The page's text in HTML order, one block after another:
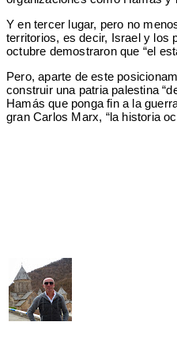
Y en tercer lugar, pero no
territorios, es decir, Israel y los
octubre demostraron que “el
Pero, aparte de este
construir una patria palestina
Hamás que ponga fin a la
gran Carlos Marx, “la historia